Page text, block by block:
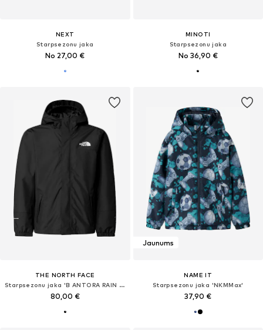
NEXT
Starpsezonu jaka
No 27,00 €
MINOTI
Starpsezonu jaka
No 36,90 €
THE NORTH FACE
Starpsezonu jaka 'B ANTORA RAIN JACKET'
80,00 €
Jaunums
NAME IT
Starpsezonu jaka 'NKMMax'
37,90 €